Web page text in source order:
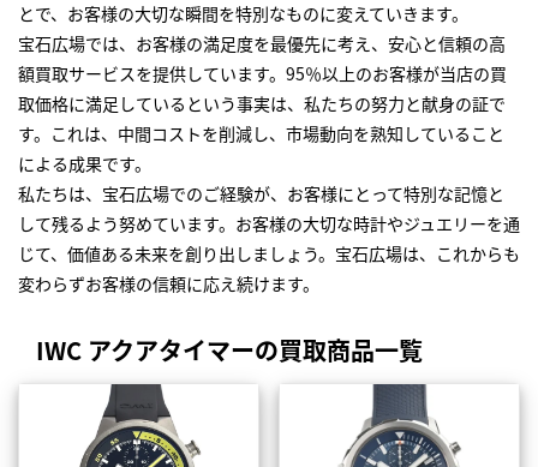
とで、お客様の大切な瞬間を特別なものに変えていきます。
宝石広場では、お客様の満足度を最優先に考え、安心と信頼の高
額買取サービスを提供しています。95％以上のお客様が当店の買
取価格に満足しているという事実は、私たちの努力と献身の証で
す。これは、中間コストを削減し、市場動向を熟知していること
による成果です。
私たちは、宝石広場でのご経験が、お客様にとって特別な記憶と
して残るよう努めています。お客様の大切な時計やジュエリーを通
じて、価値ある未来を創り出しましょう。宝石広場は、これからも
変わらずお客様の信頼に応え続けます。
IWC アクアタイマーの買取商品一覧